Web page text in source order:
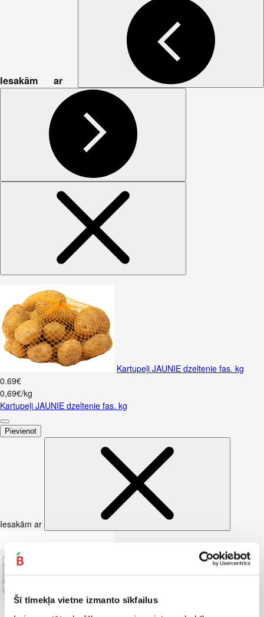
Šī tīmekļa vietne izmanto sīkfailus
Iesakām ar
Kartupeļi JAUNIE dzeltenie fas. kg
0.69€
0,69€/kg
Kartupeļi JAUNIE dzeltenie fas. kg
Pievienot
Iesakām ar